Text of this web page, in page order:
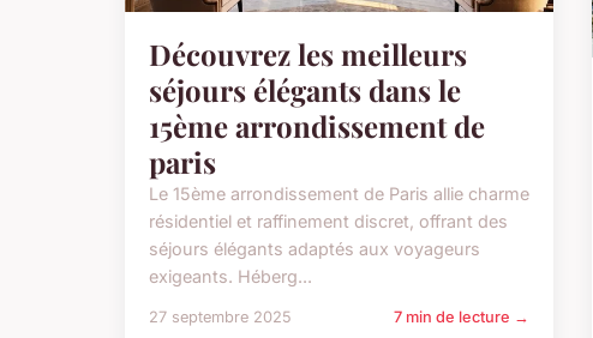
Découvrez les meilleurs
séjours élégants dans le
15ème arrondissement de
paris
Le 15ème arrondissement de Paris allie charme
résidentiel et raffinement discret, offrant des
séjours élégants adaptés aux voyageurs
exigeants. Héberg...
27 septembre 2025 7 min de lecture →